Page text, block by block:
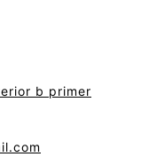
b primer